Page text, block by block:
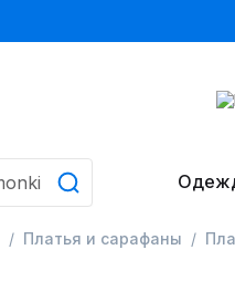
Платья и сарафаны